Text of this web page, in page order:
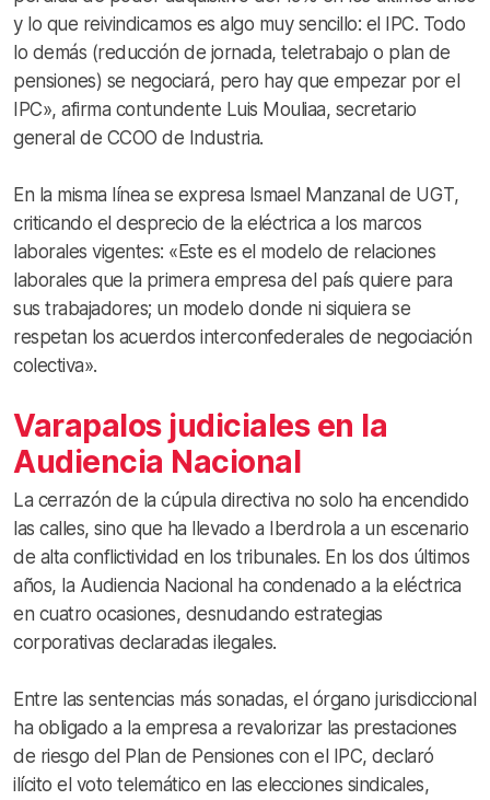
y lo que reivindicamos es algo muy sencillo: el IPC. Todo
lo demás (reducción de jornada, teletrabajo o plan de
pensiones) se negociará, pero hay que empezar por el
IPC», afirma contundente Luis Mouliaa, secretario
general de CCOO de Industria.
En la misma línea se expresa Ismael Manzanal de UGT,
criticando el desprecio de la eléctrica a los marcos
laborales vigentes: «Este es el modelo de relaciones
laborales que la primera empresa del país quiere para
sus trabajadores; un modelo donde ni siquiera se
respetan los acuerdos interconfederales de negociación
colectiva».
Varapalos judiciales en la
Audiencia Nacional
La cerrazón de la cúpula directiva no solo ha encendido
las calles, sino que ha llevado a Iberdrola a un escenario
de alta conflictividad en los tribunales. En los dos últimos
años, la Audiencia Nacional ha condenado a la eléctrica
en cuatro ocasiones, desnudando estrategias
corporativas declaradas ilegales.
Entre las sentencias más sonadas, el órgano jurisdiccional
ha obligado a la empresa a revalorizar las prestaciones
de riesgo del Plan de Pensiones con el IPC, declaró
ilícito el voto telemático en las elecciones sindicales,